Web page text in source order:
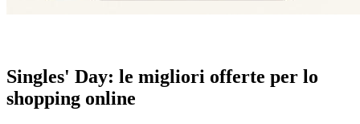
Singles' Day: le migliori offerte per lo
shopping online